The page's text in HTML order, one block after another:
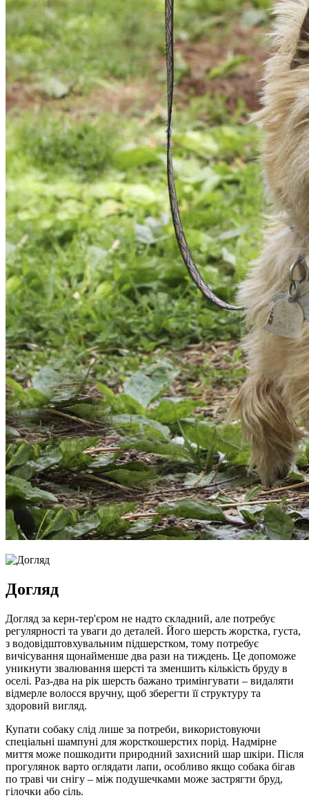
Догляд
Догляд за керн-тер'єром не надто складний, але потребує
регулярності та уваги до деталей. Його шерсть жорстка, густа,
з водовідштовхувальним підшерстком, тому потребує
вичісування щонайменше два рази на тиждень. Це допоможе
уникнути звалювання шерсті та зменшить кількість бруду в
оселі. Раз-два на рік шерсть бажано тримінгувати – видаляти
відмерле волосся вручну, щоб зберегти її структуру та
здоровий вигляд.
Купати собаку слід лише за потреби, використовуючи
спеціальні шампуні для жорсткошерстих порід. Надмірне
миття може пошкодити природний захисний шар шкіри. Після
прогулянок варто оглядати лапи, особливо якщо собака бігав
по траві чи снігу – між подушечками може застрягти бруд,
гілочки або сіль.